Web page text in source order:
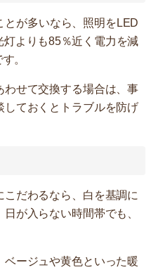
が多いなら、照明をLED
よりも85％近く電力を減
。
せて交換する場合は、事
ておくとトラブルを防げ
だわるなら、白を基調に
が入らない時間帯でも、
ベージュや黄色といった暖